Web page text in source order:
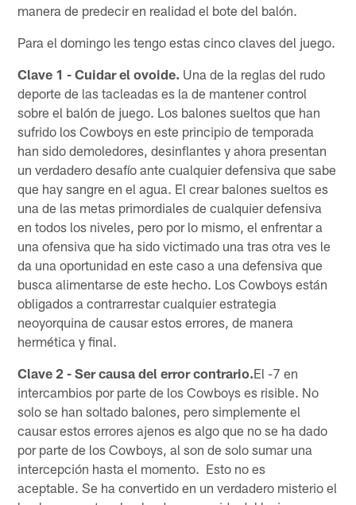
manera de predecir en realidad el bote del balón.
Para el domingo les tengo estas cinco claves del juego.
Clave 1 - Cuidar el ovoide. Una de la reglas del rudo
deporte de las tacleadas es la de mantener control
sobre el balón de juego. Los balones sueltos que han
sufrido los Cowboys en este principio de temporada
han sido demoledores, desinflantes y ahora presentan
un verdadero desafío ante cualquier defensiva que sabe
que hay sangre en el agua. El crear balones sueltos es
una de las metas primordiales de cualquier defensiva
en todos los niveles, pero por lo mismo, el enfrentar a
una ofensiva que ha sido victimado una tras otra ves le
da una oportunidad en este caso a una defensiva que
busca alimentarse de este hecho. Los Cowboys están
obligados a contrarrestar cualquier estrategia
neoyorquina de causar estos errores, de manera
hermética y final.
Clave 2 - Ser causa del error contrario.El -7 en
intercambios por parte de los Cowboys es risible. No
solo se han soltado balones, pero simplemente el
causar estos errores ajenos es algo que no se ha dado
por parte de los Cowboys, al son de solo sumar una
intercepción hasta el momento. Esto no es
aceptable. Se ha convertido en un verdadero misterio el